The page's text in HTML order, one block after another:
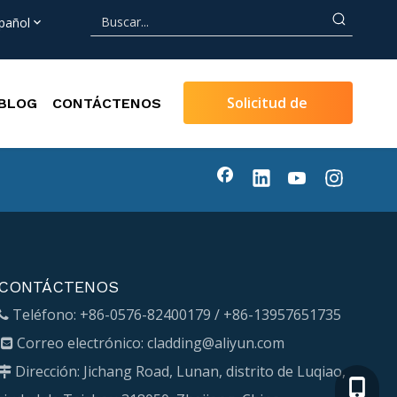
CONTÁCTENOS Solicitud de
Cotización
Teléfono: +86-0576-82400179 / +86-13957651735
Correo electrónico: cladding@aliyun.com
Dirección: Jichang Road, Lunan, distrito de Luqiao,